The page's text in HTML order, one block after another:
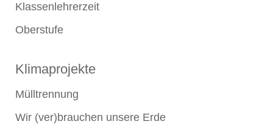
Klassenlehrerzeit
Oberstufe
Klimaprojekte
Mülltrennung
Wir (ver)brauchen unsere Erde